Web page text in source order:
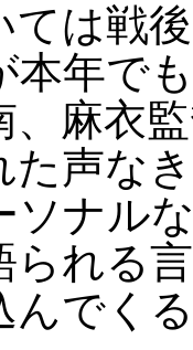
は戦
本年で
、麻衣
た声な
ソナル
られる
んでく